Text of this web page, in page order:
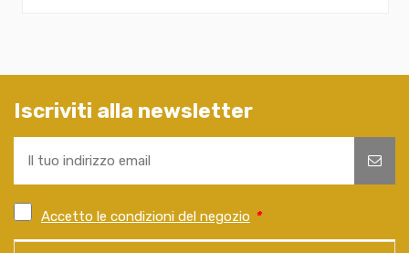
Iscriviti alla newsletter
Accetto le condizioni del negozio *